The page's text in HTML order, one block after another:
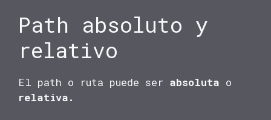
Path absoluto y
relativo
El path o ruta puede ser absoluta o
relativa.